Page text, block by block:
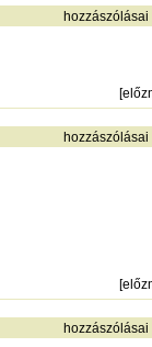
hozzászólásai
[
hozzászólásai
[
hozzászólásai